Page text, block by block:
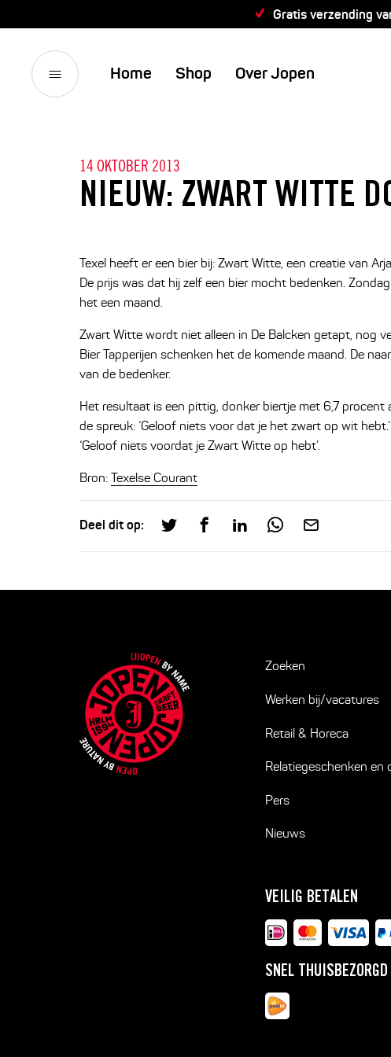
Gratis verzending
Home Shop Over Jopen
14 OKTOBER 2013
NIEUW: ZWART WITTE
Texel heeft er een bier bij: Zwart Witte, een creatie van
De prijs was dat hij zelf een bier mocht bedenken.
het een maand.
Zwart Witte wordt niet alleen in De Balcken getapt, nog
Bier Tapperijen schenken het de komende maand. De
van de bedenker.
Het resultaat is een pittig, donker biertje met 6,7
de spreuk: ‘Geloof niets voor dat je het zwart op wit
‘Geloof niets voordat je Zwart Witte op hebt’.
Bron: Texelse Courant
Deel dit op:
Zoeken
Werken bij/vacatures
Retail & Horeca
Relatiegeschenken en
Pers
Nieuws
VEILIG BETALEN
SNEL THUISBEZORGD